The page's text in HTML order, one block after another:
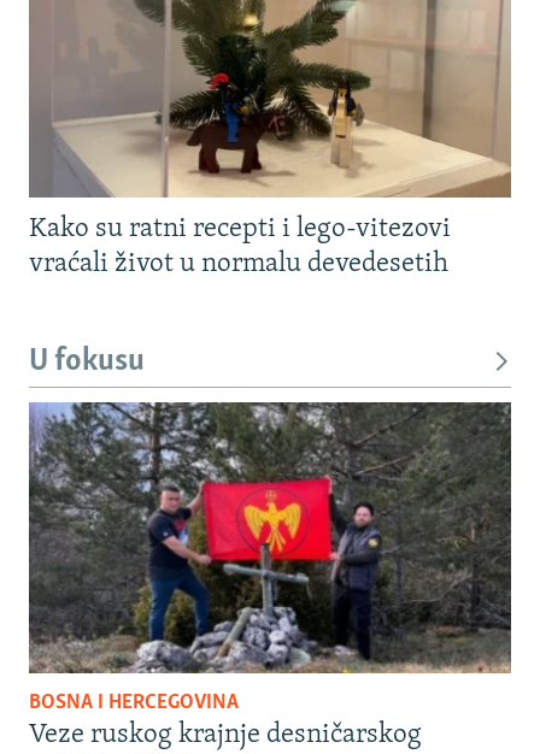
Kako su ratni recepti i lego-vitezovi
vraćali život u normalu devedesetih
U fokusu
BOSNA I HERCEGOVINA
Veze ruskog krajnje desničarskog